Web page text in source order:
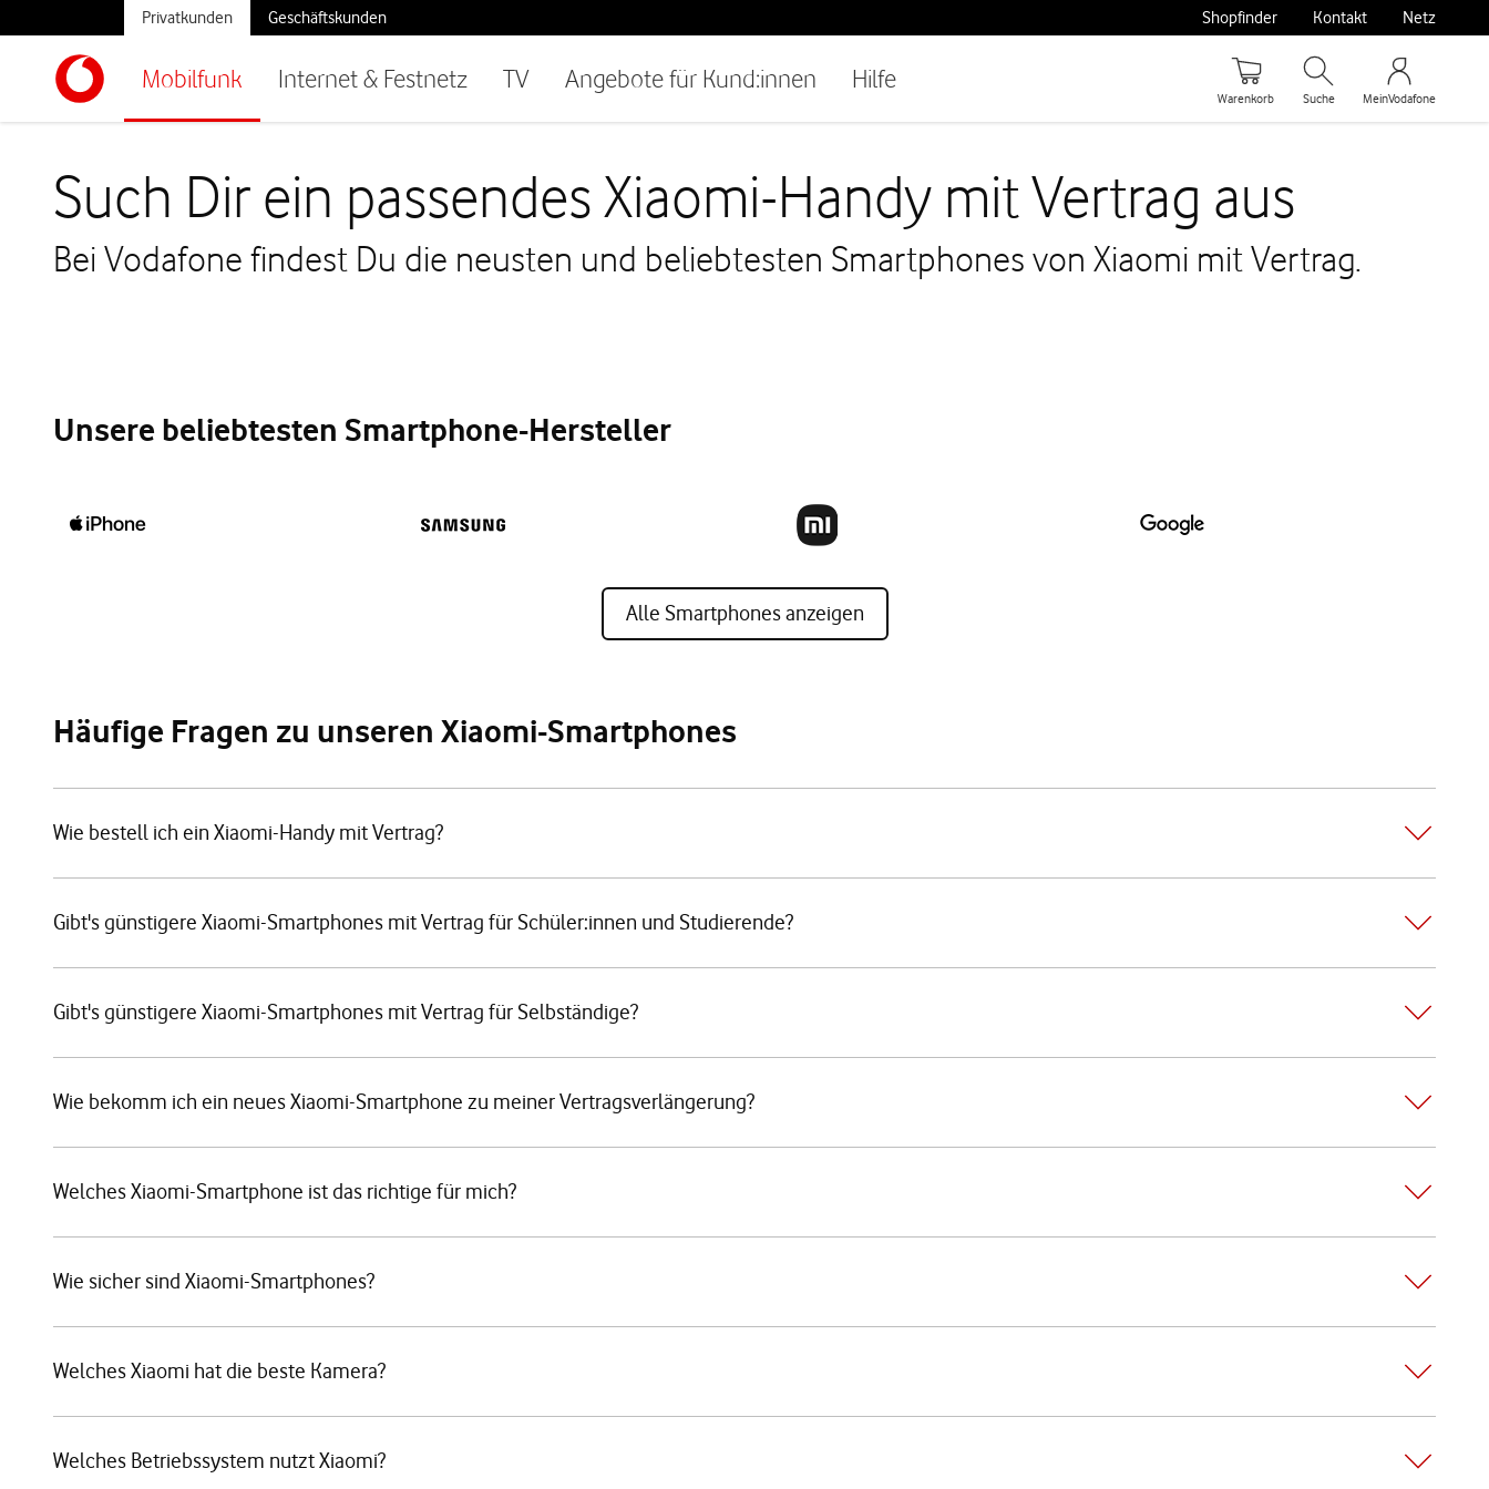
Mobilfunk Internet & Festnetz TV Angebote für Kund:innen Hilfe
Privatkunden Geschäftskunden Shopfinder Kontakt Netz
Warenkorb Suche MeinVodafone
Such Dir ein passendes Xiaomi-Handy mit Vertrag aus
Bei Vodafone findest Du die neusten und beliebtesten Smartphones von Xiaomi mit Vertrag.
Unsere beliebtesten Smartphone-Hersteller
Alle Smartphones anzeigen
Häufige Fragen zu unseren Xiaomi-Smartphones
Wie bestell ich ein Xiaomi-Handy mit Vertrag?
Gibt's günstigere Xiaomi-Smartphones mit Vertrag für Schüler:innen und Studierende?
Gibt's günstigere Xiaomi-Smartphones mit Vertrag für Selbständige?
Wie bekomm ich ein neues Xiaomi-Smartphone zu meiner Vertragsverlängerung?
Welches Xiaomi-Smartphone ist das richtige für mich?
Wie sicher sind Xiaomi-Smartphones?
Welches Xiaomi hat die beste Kamera?
Welches Betriebssystem nutzt Xiaomi?